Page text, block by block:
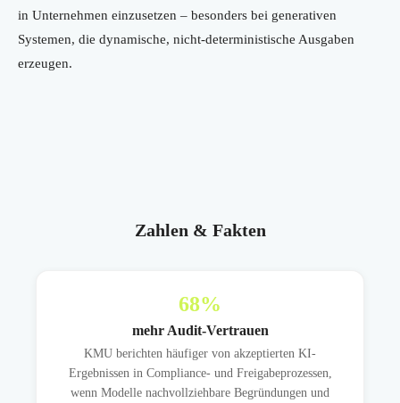
in Unternehmen einzusetzen – besonders bei generativen
Systemen, die dynamische, nicht-deterministische Ausgaben
erzeugen.
Zahlen & Fakten
68%
mehr Audit-Vertrauen
KMU berichten häufiger von akzeptierten KI-
Ergebnissen in Compliance- und Freigabeprozessen,
wenn Modelle nachvollziehbare Begründungen und